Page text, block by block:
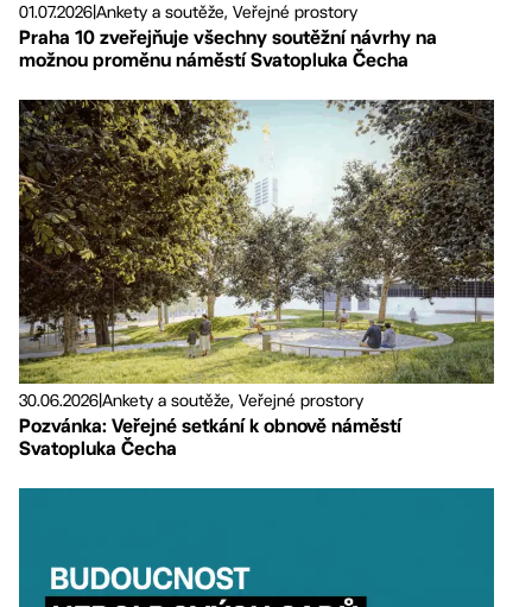
01.07.2026Ankety a soutěže, Veřejné prostory
Praha 10 zveřejňuje všechny soutěžní návrhy na
možnou proměnu náměstí Svatopluka Čecha
30.06.2026Ankety a soutěže, Veřejné prostory
Pozvánka: Veřejné setkání k obnově náměstí
Svatopluka Čecha